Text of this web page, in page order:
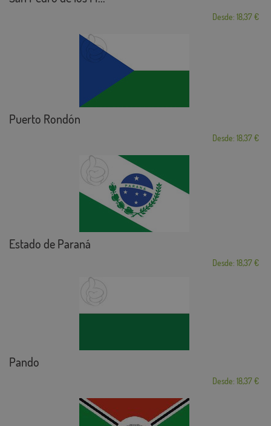
Desde: 18,37 €
Puerto Rondón
Desde: 18,37 €
Estado de Paraná
Desde: 18,37 €
Pando
Desde: 18,37 €